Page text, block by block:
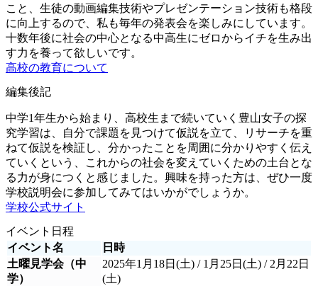
こと、生徒の動画編集技術やプレゼンテーション技術も格段
に向上するので、私も毎年の発表会を楽しみにしています。
十数年後に社会の中心となる中高生にゼロからイチを生み出
す力を養って欲しいです。
高校の教育について
編集後記
中学1年生から始まり、高校生まで続いていく豊山女子の探
究学習は、自分で課題を見つけて仮説を立て、リサーチを重
ねて仮説を検証し、分かったことを周囲に分かりやすく伝え
ていくという、これからの社会を変えていくための土台とな
る力が身につくと感じました。興味を持った方は、ぜひ一度
学校説明会に参加してみてはいかがでしょうか。
学校公式サイト
イベント日程
イベント名
日時
土曜見学会（中
学）
2025年1月18日(土) / 1月25日(土) / 2月22日
(土)